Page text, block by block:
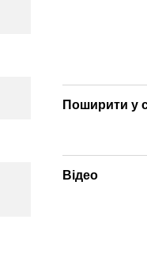
Поширити у
Відео